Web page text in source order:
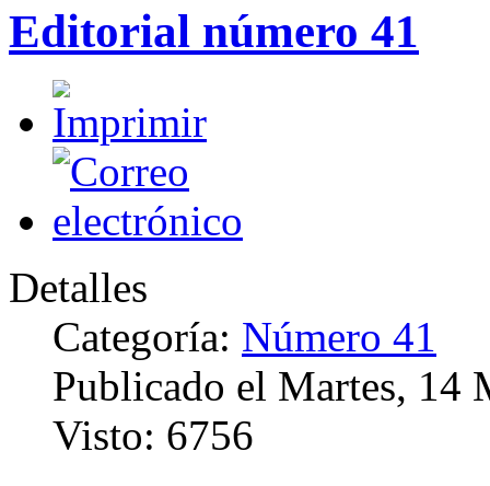
Editorial número 41
Detalles
Categoría: Número 41
Publicado el Martes, 14
Visto: 6756